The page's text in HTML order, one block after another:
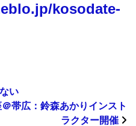
kosodate-
い
帯広：鈴森あかりインスト
ラクター開催